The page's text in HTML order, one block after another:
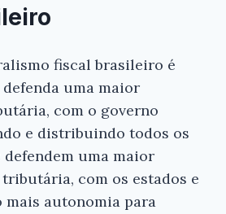
fiscal brasileiro é
uma maior
com o governo
e distribuindo todos os
uma maior
com os estados e
autonomia para